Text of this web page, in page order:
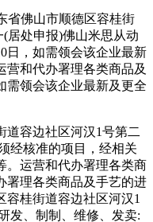
省佛山市顺德区容桂街
居处申报)佛山米思从动
日，如需领会该企业最新
营和代办署理各类商品及
需领会该企业最新及更全
容边社区河汉1号第二
经核准的项目，经相关
。运营和代办署理各类商
署理各类商品及手艺的进
容桂街道容边社区河汉1
发、制制、维修、发卖: